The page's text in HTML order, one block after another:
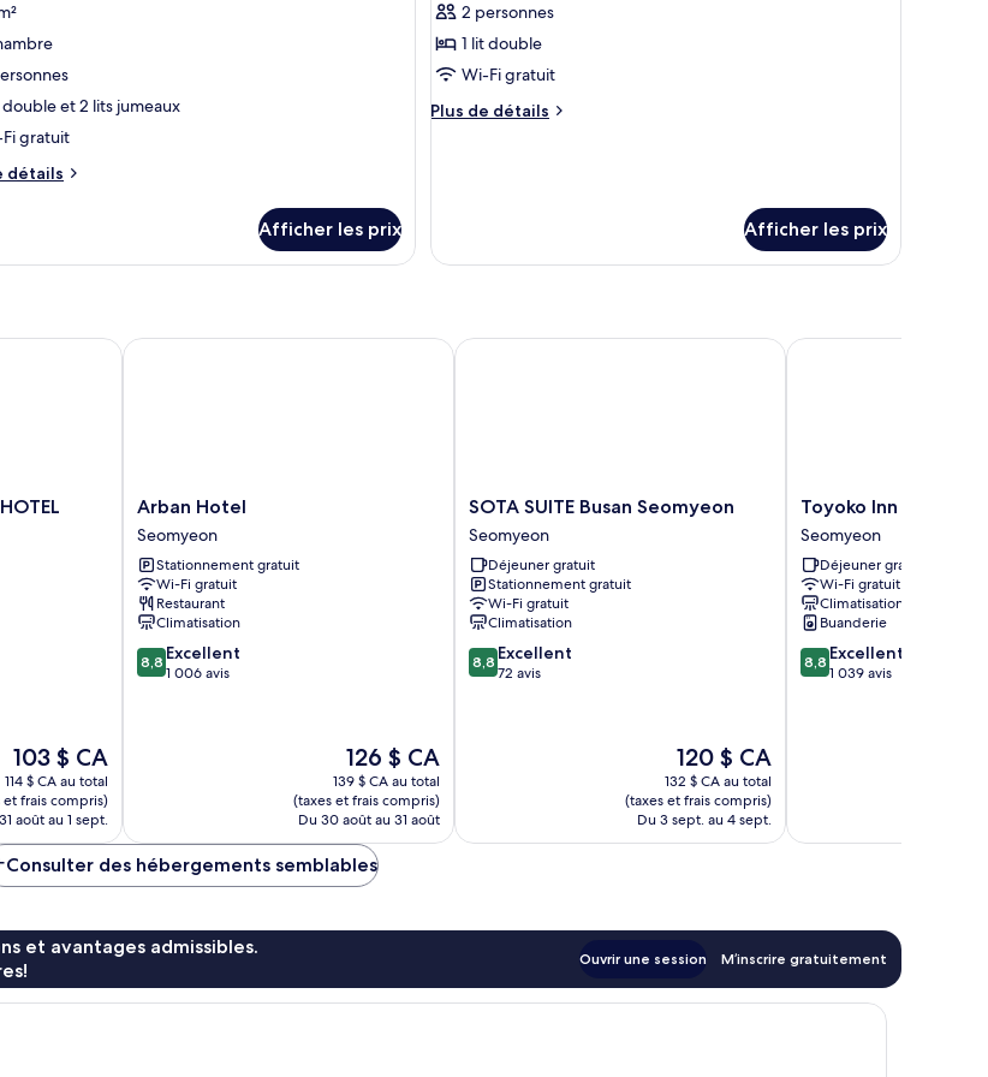
:
double et 2 lits jumeaux
gratuit
détails
Afficher les prix
photos
pour
ce
type
de
(Room
Assigned)
2 personnes
1 lit double
Wi-Fi gratuit
Plus de détails
Plus
(Room
Afficher les prix
Le
prix
est
de
103 $ CA
103 $ CA
114 $ CA au total
et frais compris)
août au 1 sept.
Busan
Arban
Hotel
Seomyeon
Arban Hotel
Seomyeon
Stationnement gratuit
Wi-Fi gratuit
Restaurant
Climatisation
8.8
sur
8,8 Excellent
1 006 avis
Le
prix
est
de
126 $ CA
126 $ CA
139 $ CA au total
(taxes et frais compris)
Du 30 août au 31 août
Arban Hotel
SOTA
SUITE
Busan
Seomyeon
Seomyeon
SOTA SUITE Busan Seomyeon
Seomyeon
Déjeuner gratuit
Stationnement gratuit
Wi-Fi gratuit
Climatisation
8.8
sur
8,8 Excellent
72 avis
Le
prix
est
de
120 $ CA
120 $ CA
132 $ CA au total
(taxes et frais compris)
Du 3 sept. au 4 sept.
SOTA SUITE Busan Seomyeon
Toyoko
Inn
Busan
Seo-
myeon
Seomyeon
Toyoko Inn Busan
Seomyeon
Déjeuner gratuit
Wi-Fi gratuit
Climatisation
Buanderie
8.8
sur
8,8 Excellent
1 039 avis
Toyoko Inn Busan
Consulter des hébergements semblables
et avantages admissibles.
Ouvrir une session M’inscrire gratuitement